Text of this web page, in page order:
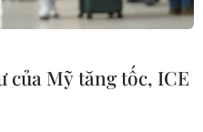
tuần
của Mỹ tăng tốc, ICE